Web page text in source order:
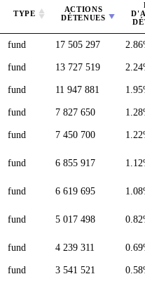
TYPE
ACTIONS
DÉTENUES
fund 17 505 297
fund 13 727 519
fund 11 947 881
fund 7 827 650
fund 7 450 700
fund 6 855 917
fund 6 619 695
fund 5 017 498
fund 4 239 311
fund 3 541 521